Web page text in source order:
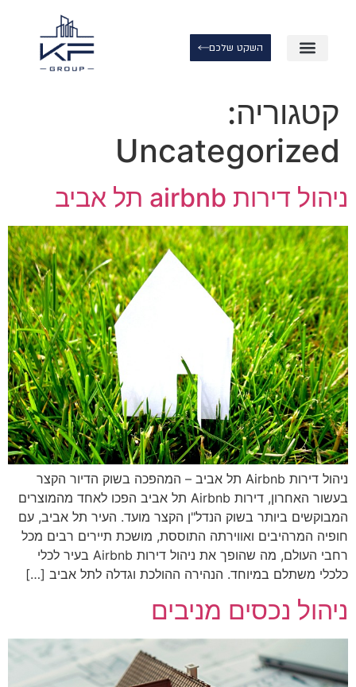
השקט שלכם
קטגוריה:
Uncategorized
ניהול דירות airbnb תל אביב
ניהול דירות Airbnb תל אביב – המהפכה בשוק הדיור הקצר
בעשור האחרון, דירות Airbnb תל אביב הפכו לאחד מהמוצרים
המבוקשים ביותר בשוק הנדל"ן הקצר מועד. העיר תל אביב, עם
חופיה המרהיבים ואווירתה התוססת, מושכת תיירים רבים מכל
רחבי העולם, מה שהופך את ניהול דירות Airbnb בעיר לכלי
כלכלי משתלם במיוחד. הנהירה ההולכת וגדלה לתל אביב […]
ניהול נכסים מניבים